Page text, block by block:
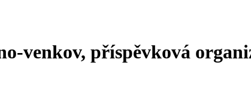
venkov, příspěvková